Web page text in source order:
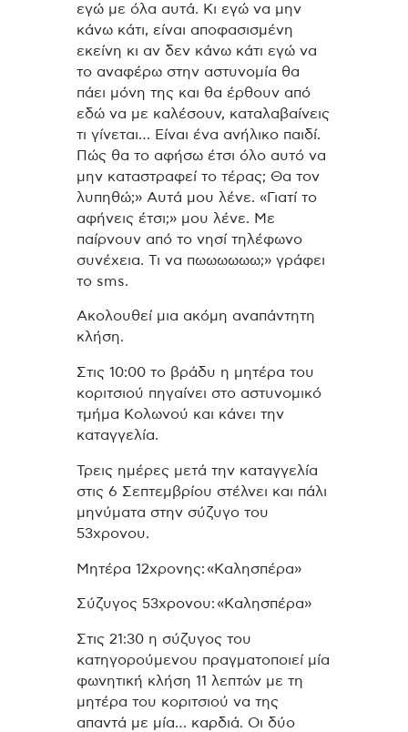
εγώ με όλα αυτά. Κι εγώ να μην
κάνω κάτι, είναι αποφασισμένη
εκείνη κι αν δεν κάνω κάτι εγώ να
το αναφέρω στην αστυνομία θα
πάει μόνη της και θα έρθουν από
εδώ να με καλέσουν, καταλαβαίνεις
τι γίνεται… Είναι ένα ανήλικο παιδί.
Πώς θα το αφήσω έτσι όλο αυτό να
μην καταστραφεί το τέρας; Θα τον
λυπηθώ;» Αυτά μου λένε. «Γιατί το
αφήνεις έτσι;» μου λένε. Με
παίρνουν από το νησί τηλέφωνο
συνέχεια. Τι να πωωωωωω;» γράφει
το sms.
Ακολουθεί μια ακόμη αναπάντητη
κλήση.
Στις 10:00 το βράδυ η μητέρα του
κοριτσιού πηγαίνει στο αστυνομικό
τμήμα Κολωνού και κάνει την
καταγγελία.
Τρεις ημέρες μετά την καταγγελία
στις 6 Σεπτεμβρίου στέλνει και πάλι
μηνύματα στην σύζυγο του
53χρονου.
Μητέρα 12χρονης: «Καλησπέρα»
Σύζυγος 53χρονου: «Καλησπέρα»
Στις 21:30 η σύζυγος του
κατηγορούμενου πραγματοποιεί μία
φωνητική κλήση 11 λεπτών με τη
μητέρα του κοριτσιού να της
απαντά με μία… καρδιά. Οι δύο